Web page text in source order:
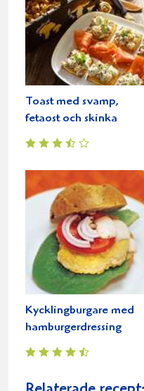
Toast med svamp,
fetaost och skinka
Kycklingburgare med
hamburgerdressing